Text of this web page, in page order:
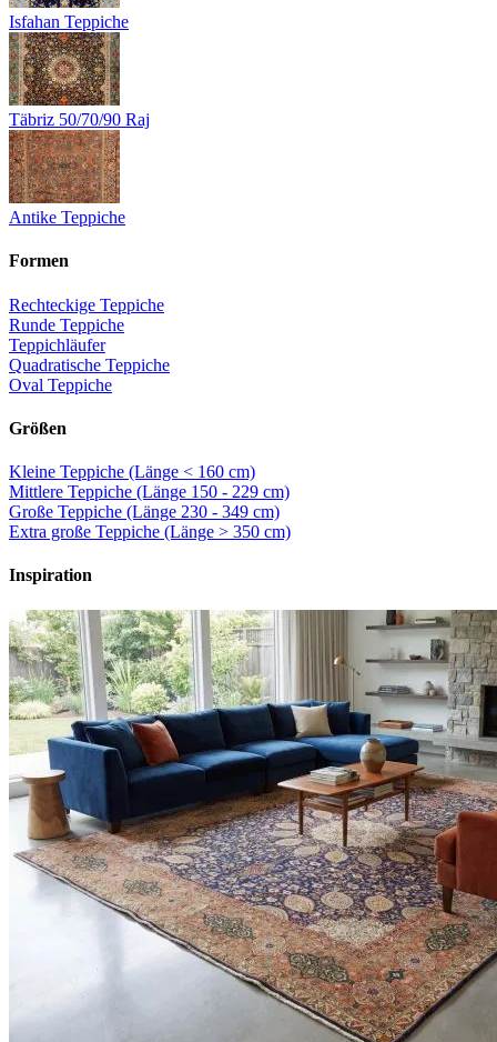
Isfahan Teppiche
Täbriz 50/70/90 Raj
Antike Teppiche
Formen
Rechteckige Teppiche
Runde Teppiche
Teppichläufer
Quadratische Teppiche
Oval Teppiche
Größen
Kleine Teppiche (Länge < 160 cm)
Mittlere Teppiche (Länge 150 - 229 cm)
Große Teppiche (Länge 230 - 349 cm)
Extra große Teppiche (Länge > 350 cm)
Inspiration